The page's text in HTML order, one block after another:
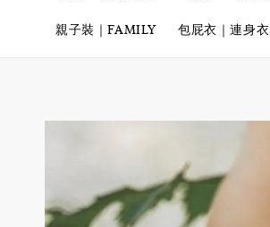
親子裝｜FAMILY 包屁衣｜連身衣